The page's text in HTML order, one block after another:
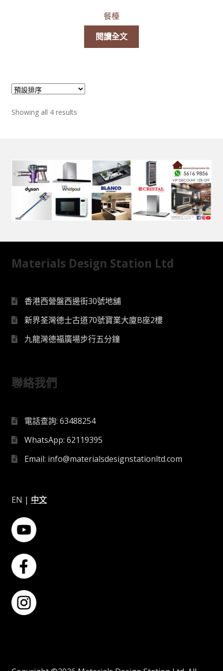
餐檯
閱讀全文
Showing all 4 results
Materials Design Station Ltd
香港西營盤西邊街30號地舖
新界荃灣德士古道70號寶業大廈B座2樓
九龍灣德福廣場步行五分鐘
聯絡我們
電話查詢: 63488254
WhatsApp: 62119395
Email: info@materialsdesignstationltd.com
EN | 中文